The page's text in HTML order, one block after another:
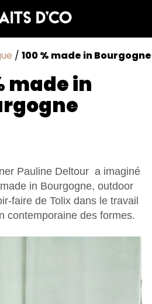
/ 100 % made in Bourgogne
made in
Pauline Deltour a imaginé
in Bourgogne, outdoor
faire de Tolix dans le travail
contemporaine des formes.